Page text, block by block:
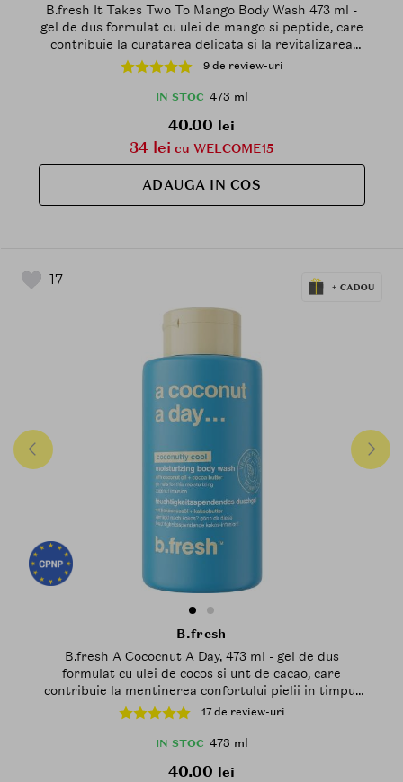
B.fresh It Takes Two To Mango Body Wash 473 ml -
gel de dus formulat cu ulei de mango si peptide, care
contribuie la curatarea delicata si la revitalizarea
pielii9 de review-uri
IN STOC 473 ml
40.00 lei
34 lei cu WELCOME15
ADAUGA IN COS
17
B.fresh
B.fresh A Cococnut A Day, 473 ml - gel de dus
formulat cu ulei de cocos si unt de cacao, care
contribuie la mentinerea confortului pielii in timpul
curatarii17 de review-uri
IN STOC 473 ml
40.00 lei